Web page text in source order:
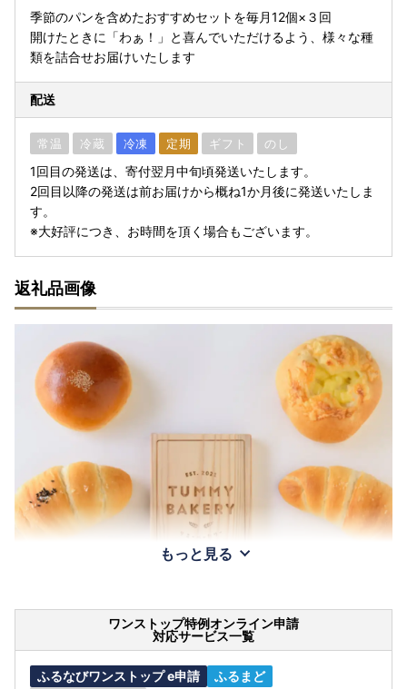
季節のパンを含めたおすすめセットを毎月12個×３回
開けたときに「わぁ！」と喜んでいただけるよう、様々な種
類を詰合せお届けいたします
配送
常温 冷蔵 冷凍 定期 ギフト のし
1回目の発送は、寄付翌月中旬頃発送いたします。
2回目以降の発送は前お届けから概ね1か月後に発送いたしま
す。
※大好評につき、お時間を頂く場合もございます。
返礼品画像
もっと見る
ワンストップ特例オンライン申請
対応サービス一覧
ふるなびワンストップ e申請
ふるまど